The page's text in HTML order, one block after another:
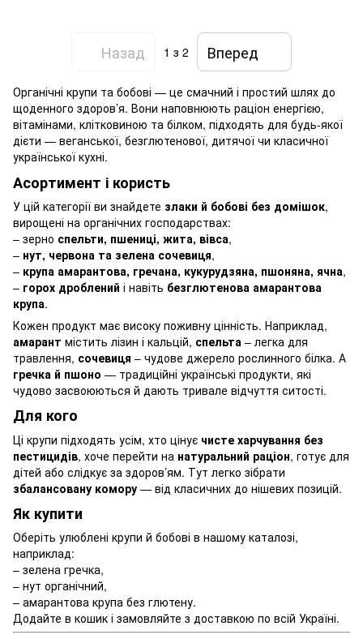
Назад 1 з 2 Вперед
Органічні крупи та бобові — це смачний і простий шлях до
щоденного здоров’я. Вони наповнюють раціон енергією,
вітамінами, клітковиною та білком, підходять для будь-якої
дієти — веганської, безглютенової, дитячої чи класичної
української кухні.
Асортимент і користь
У цій категорії ви знайдете злаки й бобові без домішок,
вирощені на органічних господарствах:
– зерно спельти, пшениці, жита, вівса,
– нут, червона та зелена сочевиця,
– крупа амарантова, гречана, кукурудзяна, пшоняна, ячна,
– горох дроблений і навіть безглютенова амарантова
крупа.
Кожен продукт має високу поживну цінність. Наприклад,
амарант містить лізин і кальцій, спельта – легка для
травлення, сочевиця – чудове джерело рослинного білка. А
гречка й пшоно — традиційні українські продукти, які
чудово засвоюються й дають тривале відчуття ситості.
Для кого
Ці крупи підходять усім, хто цінує чисте харчування без
пестицидів, хоче перейти на натуральний раціон, готує для
дітей або слідкує за здоров’ям. Тут легко зібрати
збалансовану комору — від класичних до нішевих позицій.
Як купити
Оберіть улюблені крупи й бобові в нашому каталозі,
наприклад:
– зелена гречка,
– нут органічний,
– амарантова крупа без глютену.
Додайте в кошик і замовляйте з доставкою по всій Україні.